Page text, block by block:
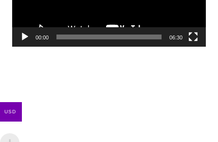
00:00 06:30
USD